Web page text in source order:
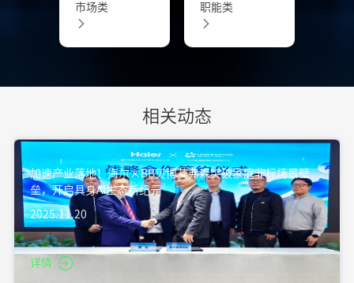
市场类 职能类
相关动态
加速产业落地！海尔×BB贝博艾弗森突破家庭非标场景壁
垒，开启具身AI生态新纪元
2025.11.20
详情